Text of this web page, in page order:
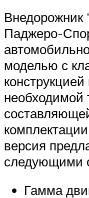
Внедорожник
Паджеро-
моделью с
конструкцией
необходимой
версия
следующими
Гамма